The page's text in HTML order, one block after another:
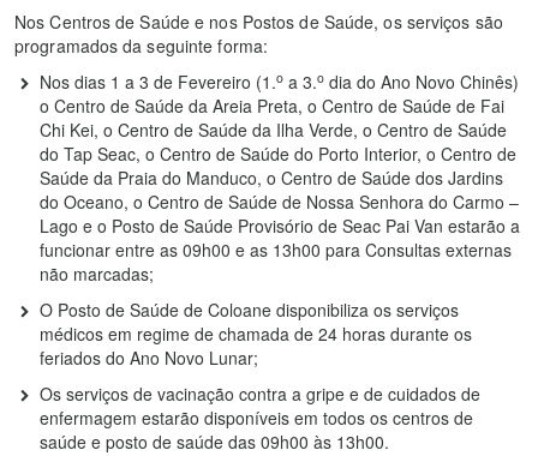
Nos Centros de Saúde e nos Postos de Saúde, os serviços são
programados da seguinte forma:
Nos dias 1 a 3 de Fevereiro (1.o a 3.o dia do Ano Novo Chinês)
o Centro de Saúde da Areia Preta, o Centro de Saúde de Fai
Chi Kei, o Centro de Saúde da Ilha Verde, o Centro de Saúde
do Tap Seac, o Centro de Saúde do Porto Interior, o Centro de
Saúde da Praia do Manduco, o Centro de Saúde dos Jardins
do Oceano, o Centro de Saúde de Nossa Senhora do Carmo –
Lago e o Posto de Saúde Provisório de Seac Pai Van estarão a
funcionar entre as 09h00 e as 13h00 para Consultas externas
não marcadas;
O Posto de Saúde de Coloane disponibiliza os serviços
médicos em regime de chamada de 24 horas durante os
feriados do Ano Novo Lunar;
Os serviços de vacinação contra a gripe e de cuidados de
enfermagem estarão disponíveis em todos os centros de
saúde e posto de saúde das 09h00 às 13h00.